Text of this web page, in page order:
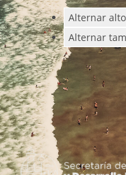
Alternar
Alternar